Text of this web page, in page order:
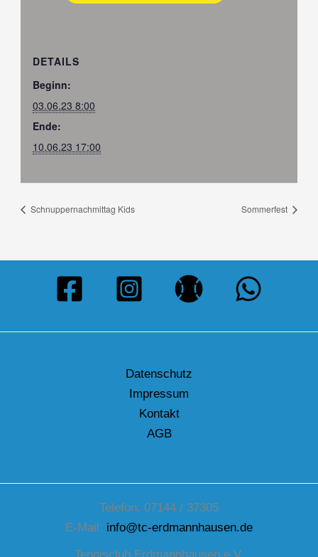
DETAILS
Beginn:
03.06.23 8:00
Ende:
10.06.23 17:00
Schnuppernachmittag Kids Sommerfest
Datenschutz
Impressum
Kontakt
AGB
Telefon: 07144 / 37305
E-Mail: info@tc-erdmannhausen.de